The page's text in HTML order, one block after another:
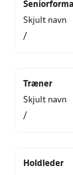
Skjult navn
/
Træner
Skjult navn
/
Holdleder